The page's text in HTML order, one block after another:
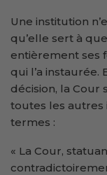
Une institution
qu’elle sert à
entièrement ses
qui l’a instaurée.
décision, la Cour
toutes les autres
termes :
« La Cour,